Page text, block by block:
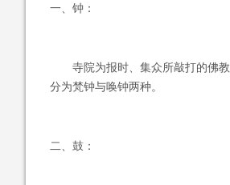
一、钟：
寺院为报时、集众所敲打的佛教
分为梵钟与唤钟两种。
二、鼓：